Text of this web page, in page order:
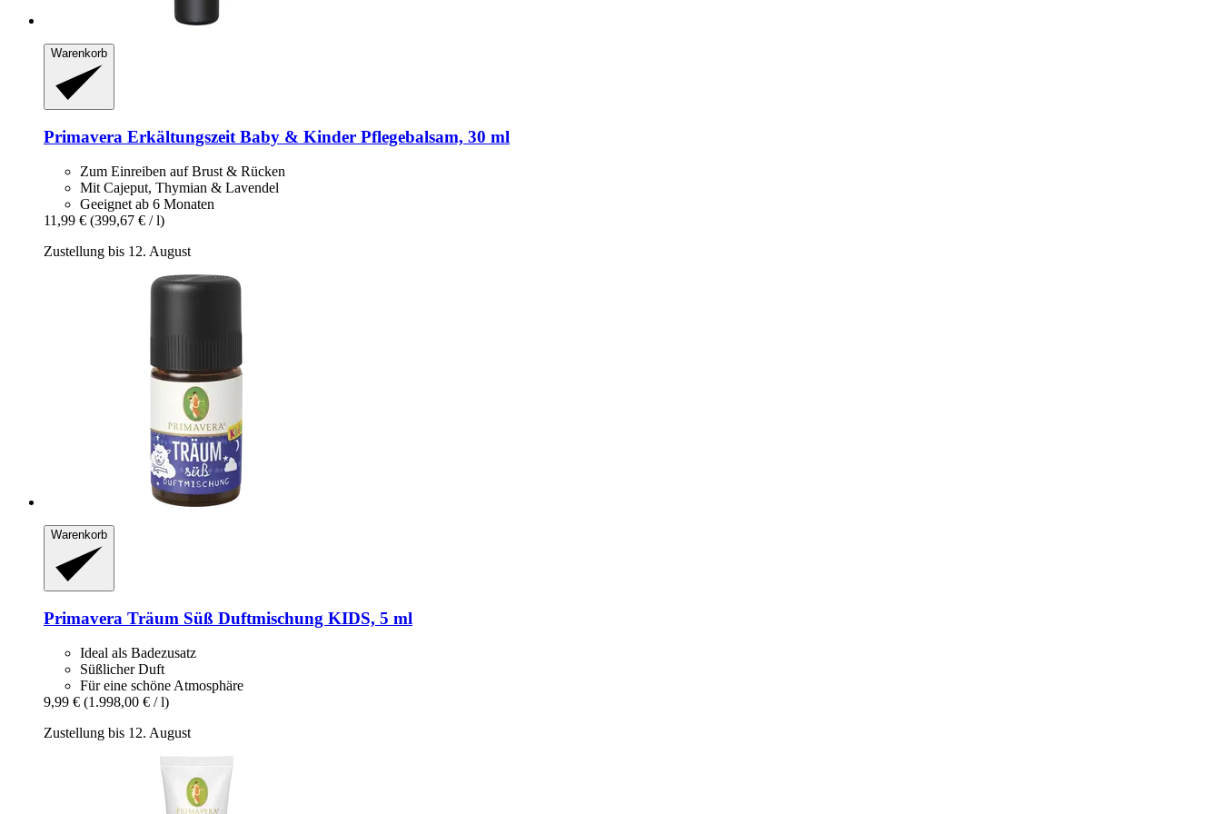
Warenkorb
Primavera Erkältungszeit Baby & Kinder Pflegebalsam, 30 ml
Zum Einreiben auf Brust & Rücken
Mit Cajeput, Thymian & Lavendel
Geeignet ab 6 Monaten
11,99 € (399,67 € / l)
Zustellung bis 12. August
Warenkorb
Primavera Träum Süß Duftmischung KIDS, 5 ml
Ideal als Badezusatz
Süßlicher Duft
Für eine schöne Atmosphäre
9,99 € (1.998,00 € / l)
Zustellung bis 12. August